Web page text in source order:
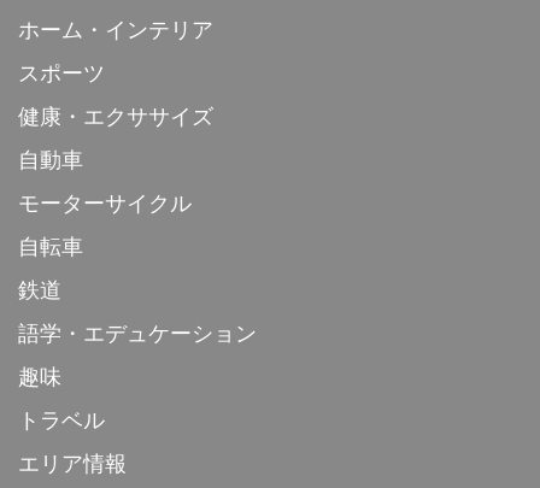
ホーム・インテリア
スポーツ
健康・エクササイズ
自動車
モーターサイクル
自転車
鉄道
語学・エデュケーション
趣味
トラベル
エリア情報